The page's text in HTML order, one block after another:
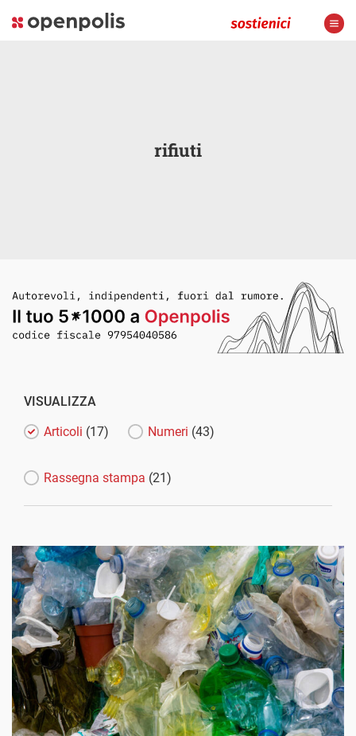
rifiuti
VISUALIZZA
Articoli (17) Numeri (43)
Rassegna stampa (21)